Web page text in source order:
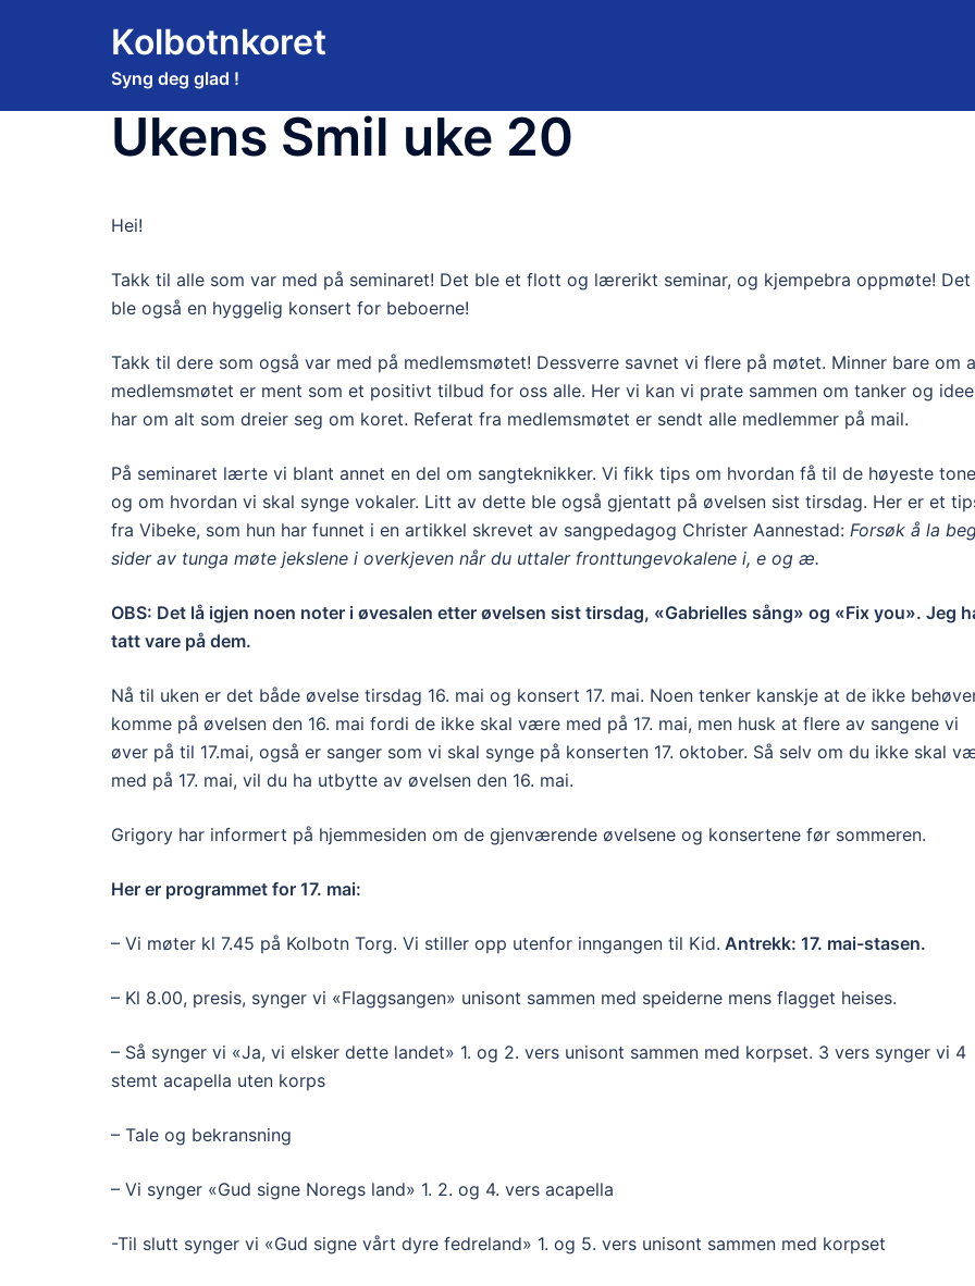
Kolbotnkoret
Syng deg glad !
Ukens Smil uke 20
Hei!
Takk til alle som var med på seminaret! Det ble et flott og lærerikt seminar, og kjempebra oppmøte! Det
ble også en hyggelig konsert for beboerne!
Takk til dere som også var med på medlemsmøtet! Dessverre savnet vi flere på møtet. Minner bare om
medlemsmøtet er ment som et positivt tilbud for oss alle. Her vi kan vi prate sammen om tanker og
har om alt som dreier seg om koret. Referat fra medlemsmøtet er sendt alle medlemmer på mail.
På seminaret lærte vi blant annet en del om sangteknikker. Vi fikk tips om hvordan få til de høyeste
og om hvordan vi skal synge vokaler. Litt av dette ble også gjentatt på øvelsen sist tirsdag. Her er et
fra Vibeke, som hun har funnet i en artikkel skrevet av sangpedagog Christer Aannestad: Forsøk å la
sider av tunga møte jekslene i overkjeven når du uttaler fronttungevokalene i, e og æ.
OBS: Det lå igjen noen noter i øvesalen etter øvelsen sist tirsdag, «Gabrielles sång» og «Fix you». Jeg
tatt vare på dem.
Nå til uken er det både øvelse tirsdag 16. mai og konsert 17. mai. Noen tenker kanskje at de ikke
komme på øvelsen den 16. mai fordi de ikke skal være med på 17. mai, men husk at flere av sangene vi
øver på til 17.mai, også er sanger som vi skal synge på konserten 17. oktober. Så selv om du ikke skal
med på 17. mai, vil du ha utbytte av øvelsen den 16. mai.
Grigory har informert på hjemmesiden om de gjenværende øvelsene og konsertene før sommeren.
Her er programmet for 17. mai:
– Vi møter kl 7.45 på Kolbotn Torg. Vi stiller opp utenfor inngangen til Kid. Antrekk: 17. mai-stasen.
– Kl 8.00, presis, synger vi «Flaggsangen» unisont sammen med speiderne mens flagget heises.
– Så synger vi «Ja, vi elsker dette landet» 1. og 2. vers unisont sammen med korpset. 3 vers synger vi 4
stemt acapella uten korps
– Tale og bekransning
– Vi synger «Gud signe Noregs land» 1. 2. og 4. vers acapella
-Til slutt synger vi «Gud signe vårt dyre fedreland» 1. og 5. vers unisont sammen med korpset